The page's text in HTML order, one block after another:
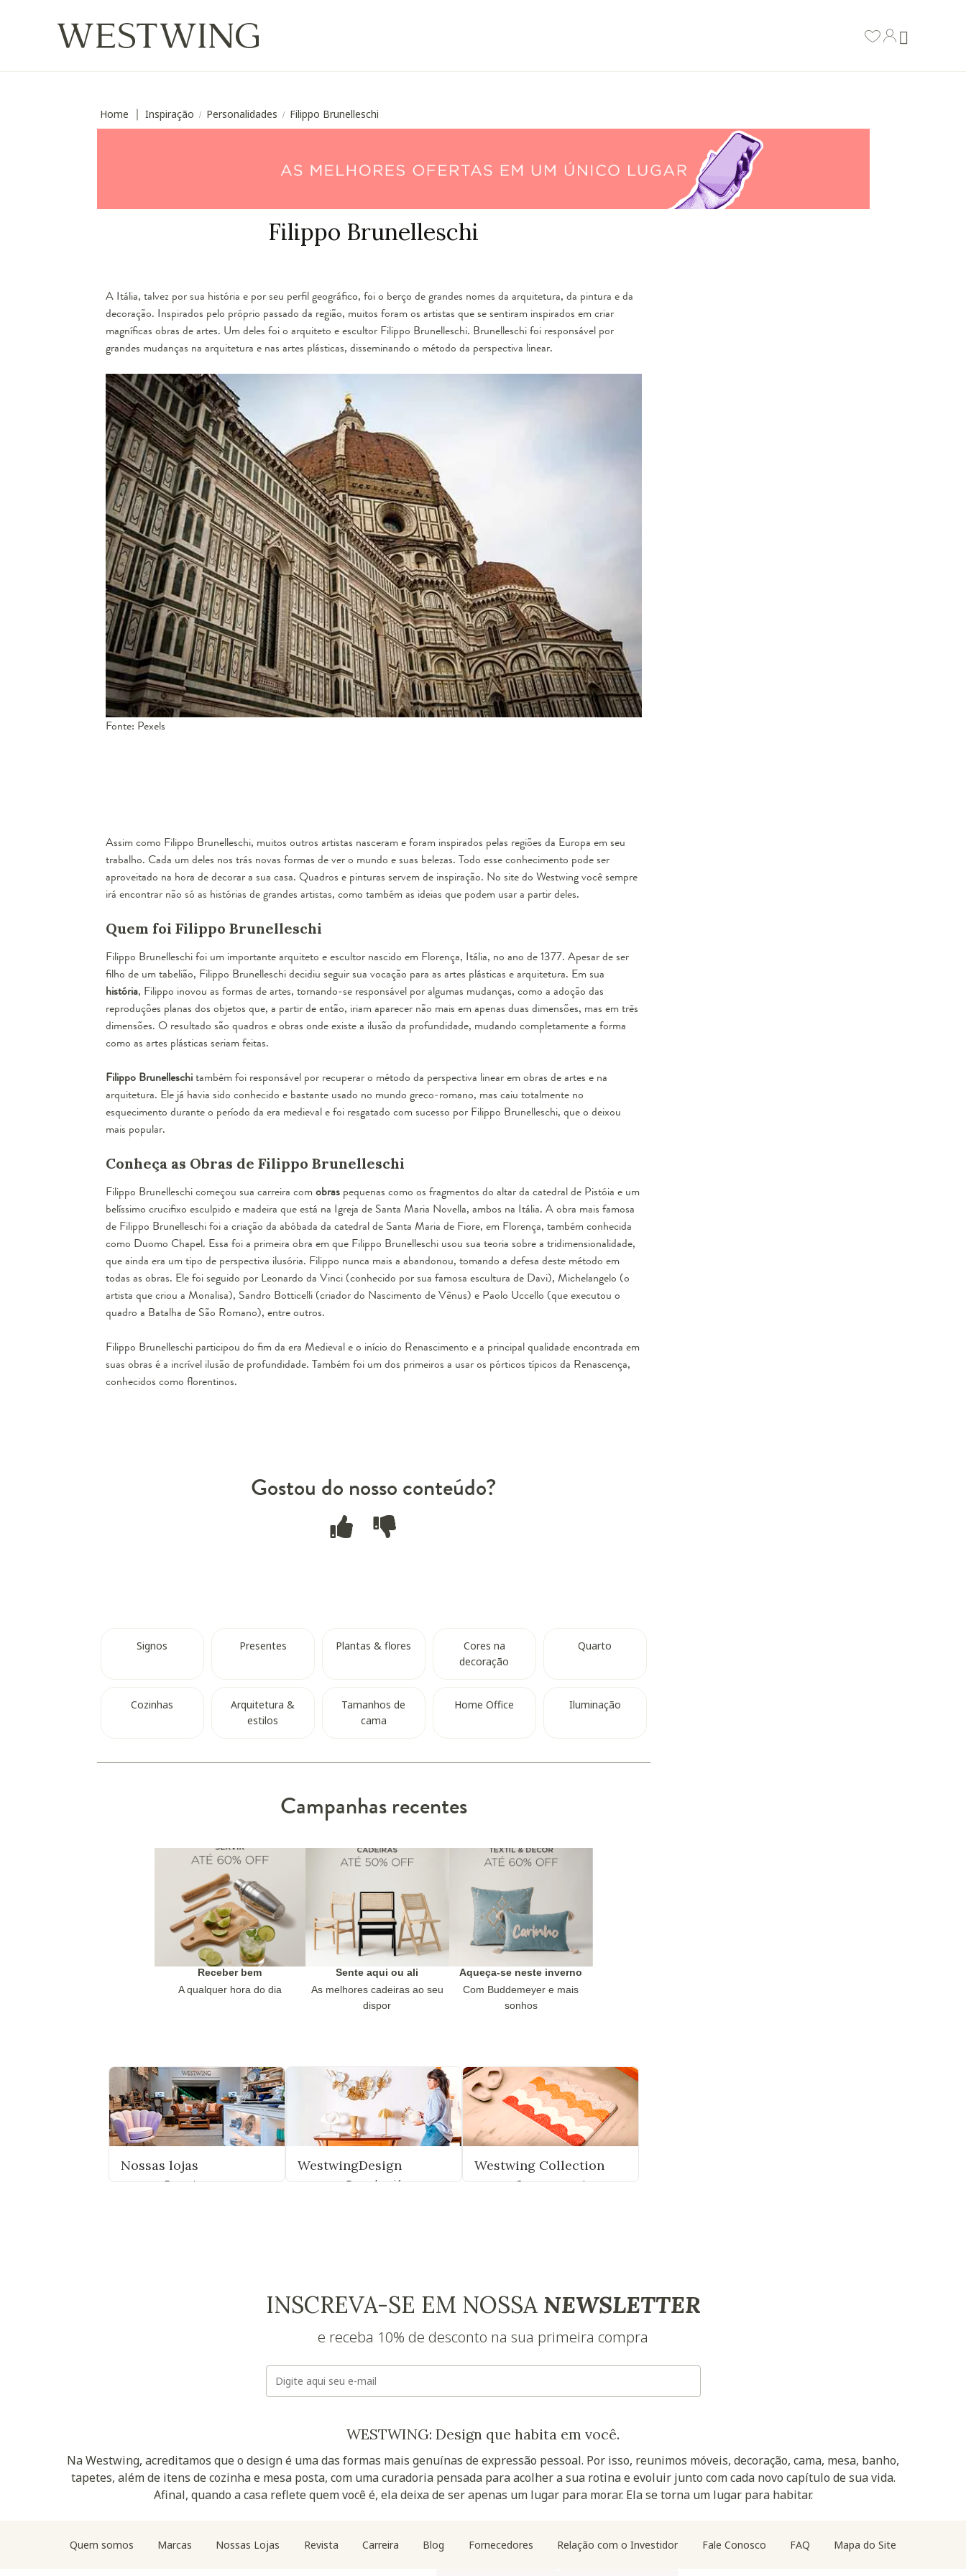
Home Inspiração / Personalidades / Filippo Brunelleschi
Filippo Brunelleschi
A Itália, talvez por sua história e por seu perfil geográfico, foi o berço de grandes nomes da arquitetura, da pintura e da
decoração. Inspirados pelo próprio passado da região, muitos foram os artistas que se sentiram inspirados em criar
magníficas obras de artes. Um deles foi o arquiteto e escultor Filippo Brunelleschi. Brunelleschi foi responsável por
grandes mudanças na arquitetura e nas artes plásticas, disseminando o método da perspectiva linear.
Fonte: Pexels
Assim como Filippo Brunelleschi, muitos outros artistas nasceram e foram inspirados pelas regiões da Europa em seu
trabalho. Cada um deles nos trás novas formas de ver o mundo e suas belezas. Todo esse conhecimento pode ser
aproveitado na hora de decorar a sua casa. Quadros e pinturas servem de inspiração. No site do Westwing você sempre
irá encontrar não só as histórias de grandes artistas, como também as ideias que podem usar a partir deles.
Quem foi Filippo Brunelleschi
Filippo Brunelleschi foi um importante arquiteto e escultor nascido em Florença, Itália, no ano de 1377. Apesar de ser
filho de um tabelião, Filippo Brunelleschi decidiu seguir sua vocação para as artes plásticas e arquitetura. Em sua
história, Filippo inovou as formas de artes, tornando-se responsável por algumas mudanças, como a adoção das
reproduções planas dos objetos que, a partir de então, iriam aparecer não mais em apenas duas dimensões, mas em três
dimensões. O resultado são quadros e obras onde existe a ilusão da profundidade, mudando completamente a forma
como as artes plásticas seriam feitas.
Filippo Brunelleschitambém foi responsável por recuperar o método da perspectiva linear emobras de artes e na
arquitetura. Ele já havia sido conhecido e bastante usado no mundo greco-romano, mas caiu totalmente no
esquecimento durante o período da era medieval e foi resgatado com sucesso por Filippo Brunelleschi, que o deixou
mais popular.
Conheça as Obras de Filippo Brunelleschi
Filippo Brunelleschi começou sua carreira comobraspequenas como os fragmentos do altar da catedral de Pistóia e um
belíssimo crucifixo esculpido e madeira que está na Igreja de Santa Maria Novella, ambos na Itália. A obra mais famosa
de Filippo Brunelleschi foi a criação da abóbada da catedral de Santa Maria de Fiore, em Florença, também conhecida
como Duomo Chapel. Essa foi a primeira obra em que Filippo Brunelleschi usou sua teoria sobre a tridimensionalidade,
que ainda era um tipo de perspectiva ilusória. Filippo nunca mais a abandonou, tomando a defesa deste método em
todas as obras. Ele foi seguido por Leonardo da Vinci (conhecido por sua famosa escultura de Davi), Michelangelo (o
artista que criou a Monalisa), Sandro Botticelli (criador do Nascimento de Vênus) e Paolo Uccello (que executou o
quadro a Batalha de São Romano), entre outros.
Filippo Brunelleschi participou do fim da era Medieval e o início do Renascimento e a principal qualidade encontrada em
suas obras é a incrível ilusão de profundidade. Também foi um dos primeiros a usar os pórticos típicos da Renascença,
conhecidos como florentinos.
Gostou do nosso conteúdo?
Signos Presentes Plantas & flores
Cores na
decoração
Quarto
Cozinhas
Arquitetura &
estilos
Tamanhos de
cama
Home Office Iluminação
Campanhas recentes
Receber bem
A qualquer hora do dia
Sente aqui ou ali
As melhores cadeiras ao seu
dispor
Aqueça-se neste inverno
Com Buddemeyer e mais
sonhos
Nossas lojas
Encontre uma
WestwingDesign
Descubra já
Westwing Collection
Compre agora!
INSCREVA-SE EM NOSSA NEWSLETTER
e receba 10% de desconto na sua primeira compra
WESTWING: Design que habita em você.
Na Westwing, acreditamos que o design é uma das formas mais genuínas de expressão pessoal. Por isso, reunimos móveis, decoração, cama, mesa, banho,
tapetes, além de itens de cozinha e mesa posta, com uma curadoria pensada para acolher a sua rotina e evoluir junto com cada novo capítulo de sua vida.
Afinal, quando a casa reflete quem você é, ela deixa de ser apenas um lugar para morar. Ela se torna um lugar para habitar.
Quem somos Marcas Nossas Lojas Revista Carreira Blog Fornecedores Relação com o Investidor Fale Conosco FAQ Mapa do Site